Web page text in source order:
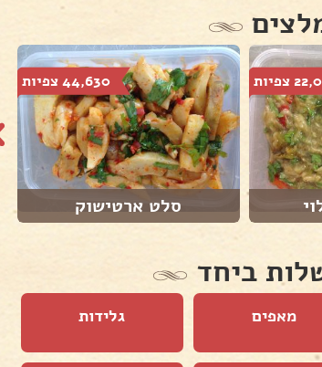
צפיות 44,630 צפיות
סלט ארטישוק
ביחד
מאפים גלידות